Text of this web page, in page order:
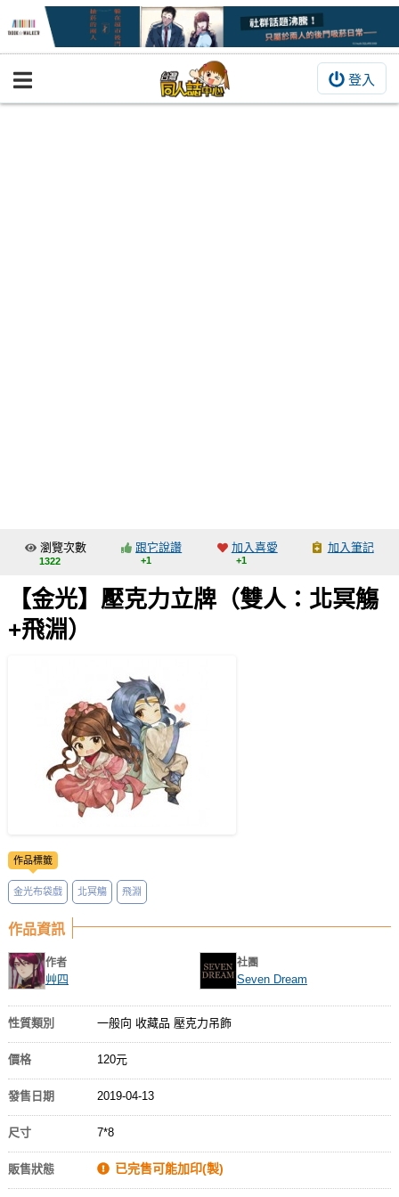
登入
BOOKY書集倉庫
交流中心
攤位轉讓區
會員功能選單
註冊會員
登入
瀏覽次數
1322
跟它說讚
+1
加入喜愛
+1
加入筆記
【金光】壓克力立牌（雙人：北冥觴
+飛淵）
作品標籤
金光布袋戲 北冥觴 飛淵
作品資訊
作者
艸四
社團
Seven Dream
性質類別 一般向 收藏品 壓克力吊飾
價格 120元
發售日期 2019-04-13
尺寸 7*8
販售狀態 已完售可能加印(製)